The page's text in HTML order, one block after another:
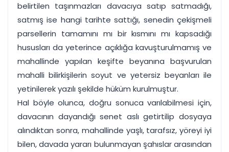
belirtilen taşınmazları davacıya satıp satmadığı,
satmış ise hangi tarihte sattığı, senedin çekişmeli
parsellerin tamamını mı bir kısmını mı kapsadığı
hususları da yeterince açıklığa kavuşturulmamış ve
mahallinde yapılan keşifte beyanına başvurulan
mahalli bilirkişilerin soyut ve yetersiz beyanları ile
yetinilerek yazılı şekilde hüküm kurulmuştur.
Hal böyle olunca, doğru sonuca varılabilmesi için,
davacının dayandığı senet aslı getirtilip dosyaya
alındıktan sonra, mahallinde yaşlı, tarafsız, yöreyi iyi
bilen, davada yararı bulunmayan şahıslar arasından